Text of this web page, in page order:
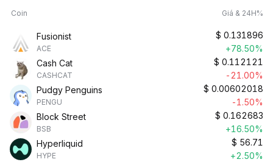
Coin Giá & 24H%
Fusionist
ACE
$ 0.131896
+78.50%
Cash Cat
CASHCAT
$ 0.112121
-21.00%
Pudgy Penguins
PENGU
$ 0.00602018
-1.50%
Block Street
BSB
$ 0.162683
+16.50%
Hyperliquid
HYPE
$ 56.71
+2.50%